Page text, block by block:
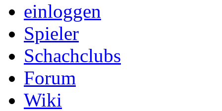
einloggen
Spieler
Schachclubs
Forum
Wiki